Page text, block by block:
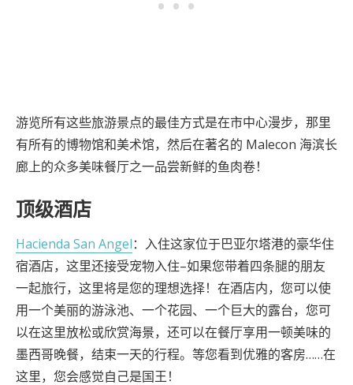
游览所有这些旅游景点的最佳方式是在市中心漫步，那里
有所有的博物馆和美术馆，然后在著名的 Malecon 海滨长
廊上的众多美味餐厅之一品尝新鲜的鱼肉卷！
顶级酒店
Hacienda San Angel：入住这家位于巴亚尔塔港的豪华住
宿酒店，这里还接受宠物入住–如果您带着四条腿的朋友
一起旅行，这里将是您的理想选择！在酒店内，您可以使
用一个美丽的游泳池、一个花园、一个巨大的露台，您可
以在这里放松或欣赏海景，还可以在餐厅享用一顿美味的
墨西哥晚餐，结束一天的行程。等您看到优雅的客房……在
这里，您会感觉自己是国王！